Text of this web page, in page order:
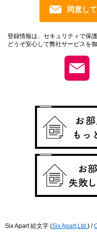
登録情報は、セキュリティで保
どうぞ安心して弊社サービスを
Six Apart 絵文字 (Six Apart,Ltd. ) /